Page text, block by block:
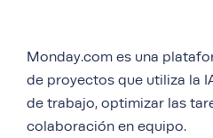
Monday.com es una
de proyectos que utiliza la
de trabajo, optimizar las
colaboración en equipo.